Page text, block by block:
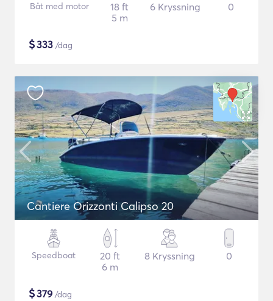
Båt med motor
18 ft
5 m
6 Kryssning 0
$333 /dag
Cantiere Orizzonti Calipso 20
Speedboat
20 ft
6 m
8 Kryssning 0
$379 /dag